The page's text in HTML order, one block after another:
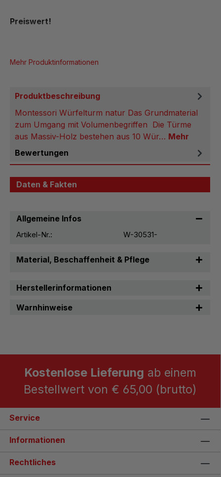
Preiswert!
Mehr Produktinformationen
Produktbeschreibung
Montessori Würfelturm natur Das Grundmaterial
zum Umgang mit Volumenbegriffen Die Türme
aus Massiv-Holz bestehen aus 10 Wür… Mehr
Bewertungen
Daten & Fakten
Allgemeine Infos
Artikel-Nr.: W-30531-
Material, Beschaffenheit & Pflege
Herstellerinformationen
Warnhinweise
Kostenlose Lieferung ab einem
Bestellwert von € 65,00 (brutto)
Service
Informationen
Rechtliches